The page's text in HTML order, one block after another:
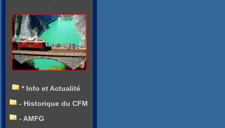
* Info et Actualité
- Historique du CFM
- AMFG